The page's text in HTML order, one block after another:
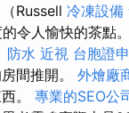
Russell 冷凍設備
令人愉快的茶點。
防水 近視 台胞證
間推開。 外燴廠
。 專業的SEO公